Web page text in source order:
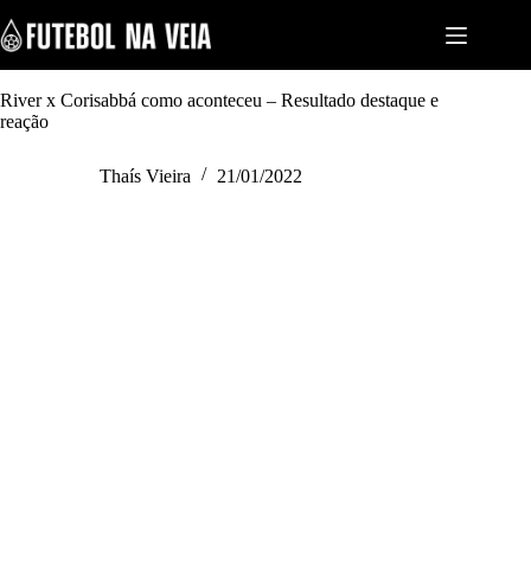
k
i
p
t
o
River x Corisabbá como aconteceu – Resultado destaque e
reação
Thaís Vieira 21/01/2022